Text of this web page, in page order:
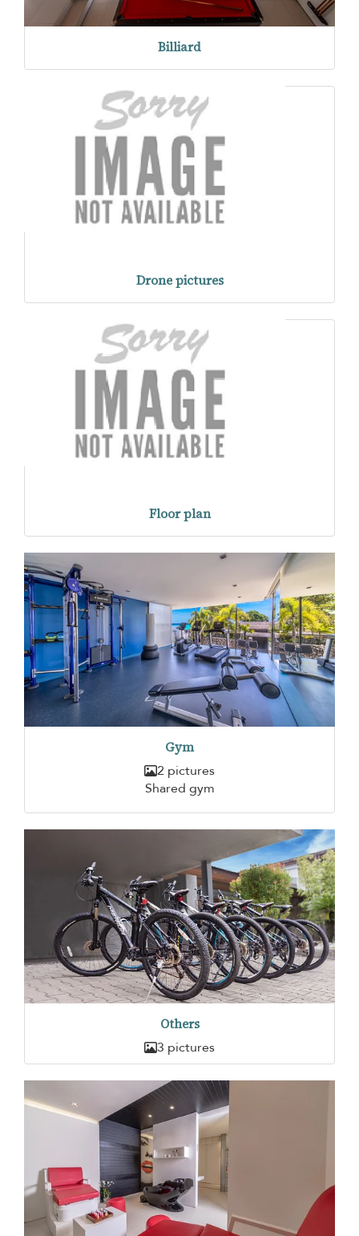
Billiard
Drone pictures
Floor plan
Gym
2 pictures
Shared gym
Others
3 pictures